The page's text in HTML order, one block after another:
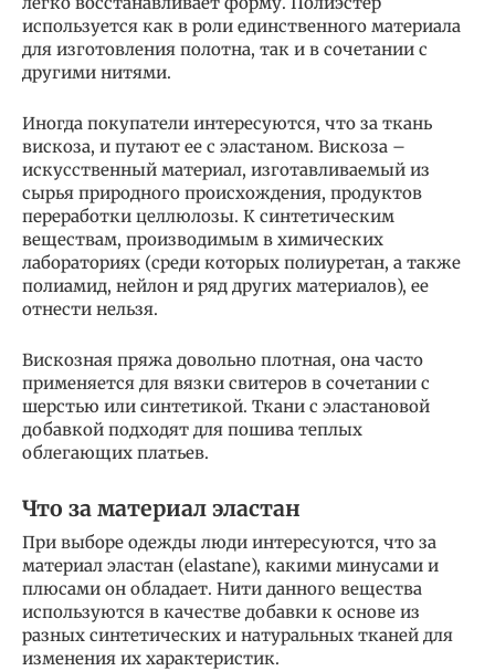
используется как в роли единственного материала
для изготовления полотна, так и в сочетании с
другими нитями.
Иногда покупатели интересуются, что за ткань
вискоза, и путают ее с эластаном. Вискоза –
искусственный материал, изготавливаемый из
сырья природного происхождения, продуктов
переработки целлюлозы. К синтетическим
веществам, производимым в химических
лабораториях (среди которых полиуретан, а также
полиамид, нейлон и ряд других материалов), ее
отнести нельзя.
Вискозная пряжа довольно плотная, она часто
применяется для вязки свитеров в сочетании с
шерстью или синтетикой. Ткани с эластановой
добавкой подходят для пошива теплых
облегающих платьев.
Что за материал эластан
При выборе одежды люди интересуются, что за
материал эластан (elastane), какими минусами и
плюсами он обладает. Нити данного вещества
используются в качестве добавки к основе из
разных синтетических и натуральных тканей для
изменения их характеристик.